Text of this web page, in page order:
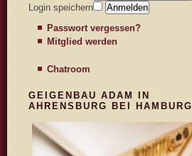
Login speichern
Passwort vergessen?
Mitglied werden
Chatroom
GEIGENBAU ADAM IN
AHRENSBURG BEI HAMBURG